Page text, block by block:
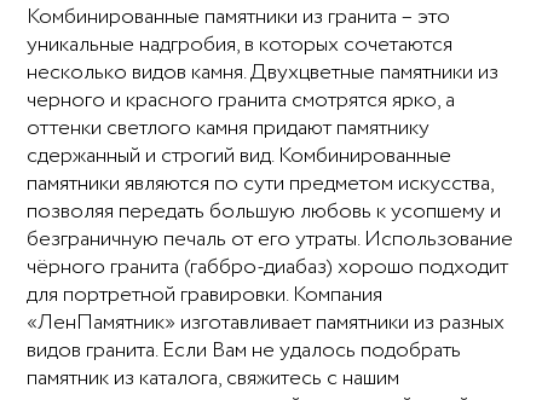
Комбинированные памятники из гранита – это
уникальные надгробия, в которых сочетаются
несколько видов камня. Двухцветные памятники из
черного и красного гранита смотрятся ярко, а
оттенки светлого камня придают памятнику
сдержанный и строгий вид. Комбинированные
памятники являются по сути предметом искусства,
позволяя передать большую любовь к усопшему и
безграничную печаль от его утраты. Использование
чёрного гранита (габбро-диабаз) хорошо подходит
для портретной гравировки. Компания
«ЛенПамятник» изготавливает памятники из разных
видов гранита. Если Вам не удалось подобрать
памятник из каталога, свяжитесь с нашим